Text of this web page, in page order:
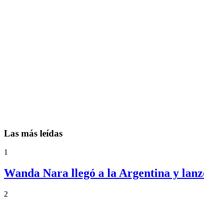
Las más leídas
1
Wanda Nara llegó a la Argentina y
2